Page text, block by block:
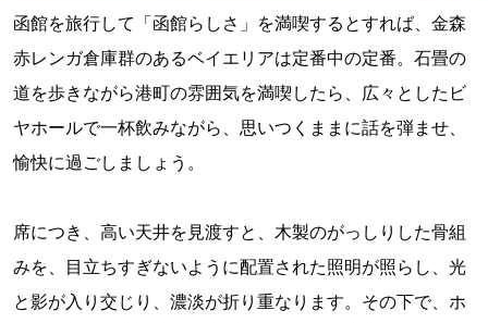
函館を旅行して「函館らしさ」を満喫するとすれば、金森
赤レンガ倉庫群のあるベイエリアは定番中の定番。石畳の
道を歩きながら港町の雰囲気を満喫したら、広々としたビ
ヤホールで一杯飲みながら、思いつくままに話を弾ませ、
愉快に過ごしましょう。
席につき、高い天井を見渡すと、木製のがっしりした骨組
みを、目立ちすぎないように配置された照明が照らし、光
と影が入り交じり、濃淡が折り重なります。その下で、ホ